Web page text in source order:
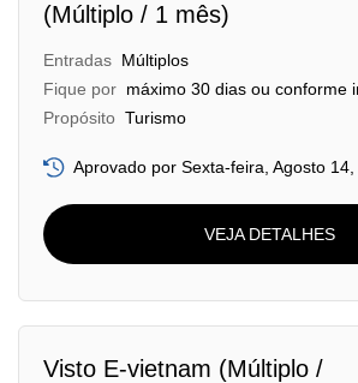
(Múltiplo / 1 mês)
Entradas Múltiplos
Fique por máximo 30 dias ou conforme
Propósito Turismo
Aprovado por Sexta-feira, Agosto
VEJA DETALHES
Visto E-vietnam (Múltiplo /